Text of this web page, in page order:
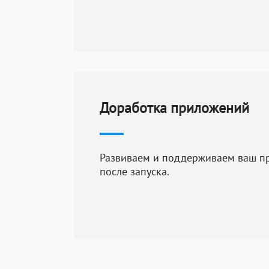
текущих
Доработка приложений
Развиваем и поддерживаем ваш
после запуска.